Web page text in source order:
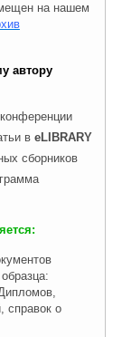
на нашем
автору
в eLIBRARY
сборников
справок о